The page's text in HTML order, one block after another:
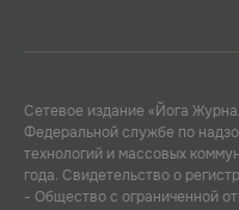
Сетевое издание «Йога
Федеральной службе по
технологий и массовых
года. Свидетельство о
- Общество с ограниченной